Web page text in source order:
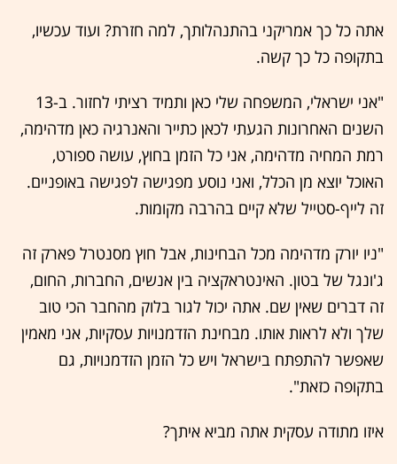
אתה כל כך אמריקני בהתנהלותך, למה חזרת? ועוד עכשיו,
בתקופה כל כך קשה.
"אני ישראלי, המשפחה שלי כאן ותמיד רציתי לחזור. ב-13
השנים האחרונות הגעתי לכאן כתייר והאנרגיה כאן מדהימה,
רמת המחיה מדהימה, אני כל הזמן בחוץ, עושה ספורט,
האוכל יוצא מן הכלל, ואני נוסע מפגישה לפגישה באופניים.
זה לייף-סטייל שלא קיים בהרבה מקומות.
"ניו יורק מדהימה מכל הבחינות, אבל חוץ מסנטרל פארק זה
ג'ונגל של בטון. האינטראקציה בין אנשים, החברות, החום,
זה דברים שאין שם. אתה יכול לגור בלוק מהחבר הכי טוב
שלך ולא לראות אותו. מבחינת הזדמנויות עסקיות, אני מאמין
שאפשר להתפתח בישראל ויש כל הזמן הזדמנויות, גם
בתקופה כזאת".
איזו מתודה עסקית אתה מביא איתך?